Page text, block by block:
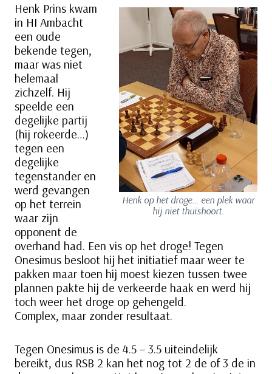
Henk op het droge… een plek waar
hij niet thuishoort.
Henk Prins kwam
in HI Ambacht
een oude
bekende tegen,
maar was niet
helemaal
zichzelf. Hij
speelde een
degelijke partij
(hij rokeerde…)
tegen een
degelijke
tegenstander en
werd gevangen
op het terrein
waar zijn
opponent de
overhand had. Een vis op het droge! Tegen
Onesimus besloot hij het initiatief maar weer te
pakken maar toen hij moest kiezen tussen twee
plannen pakte hij de verkeerde haak en werd hij
toch weer het droge op gehengeld.
Complex, maar zonder resultaat.
Tegen Onesimus is de 4.5 – 3.5 uiteindelijk
bereikt, dus RSB 2 kan het nog tot 2 de of 3 de in